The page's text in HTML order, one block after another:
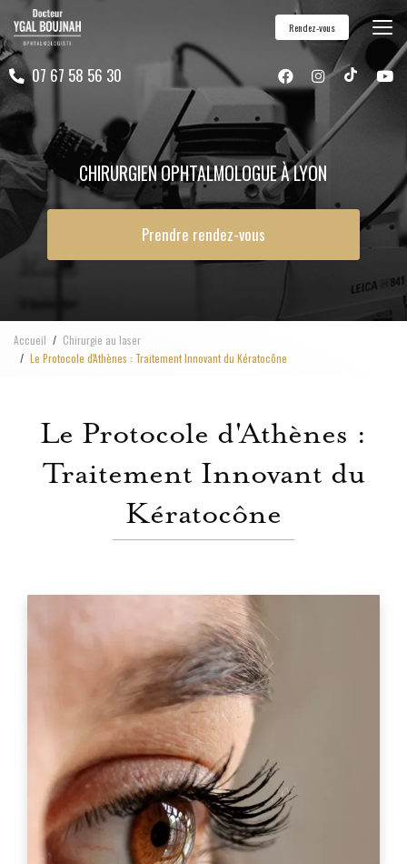
au
contenu
principal07 67 58 56 30
Rendez-vous
CHIRURGIEN OPHTALMOLOGUE À LYON
Prendre rendez-vous
Accueil
Chirurgie au laser
Le Protocole d'Athènes : Traitement Innovant du Kératocône
Le Protocole d'Athènes :
Traitement Innovant du
Kératocône